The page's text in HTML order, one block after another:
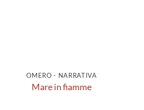
OMERO - NARRATIVA
Mare in fiamme